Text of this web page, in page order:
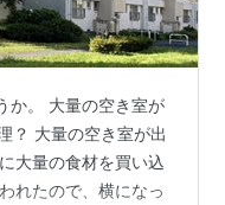
か。 大量の空き室が
？ 大量の空き室が出
大量の食材を買い込
れたので、横になっ